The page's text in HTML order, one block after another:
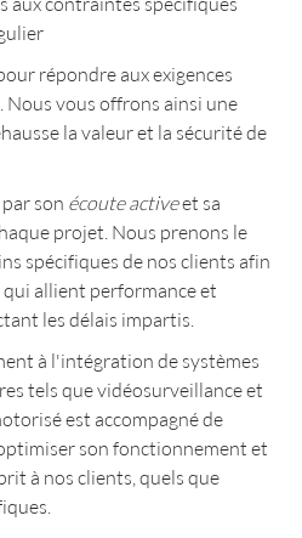
répondre aux exigences
vous offrons ainsi une
la valeur et la sécurité de
son écoute activeet sa
projet. Nous prenons le
spécifiques de nos clients afin
allient performance et
les délais impartis.
à l'intégration de systèmes
tels que vidéosurveillance et
est accompagné de
son fonctionnement et
à nos clients, quels que